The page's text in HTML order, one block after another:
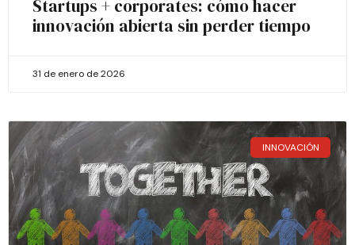
Startups + corporates: cómo hacer
innovación abierta sin perder tiempo
31 de enero de 2026
INNOVACIÓN